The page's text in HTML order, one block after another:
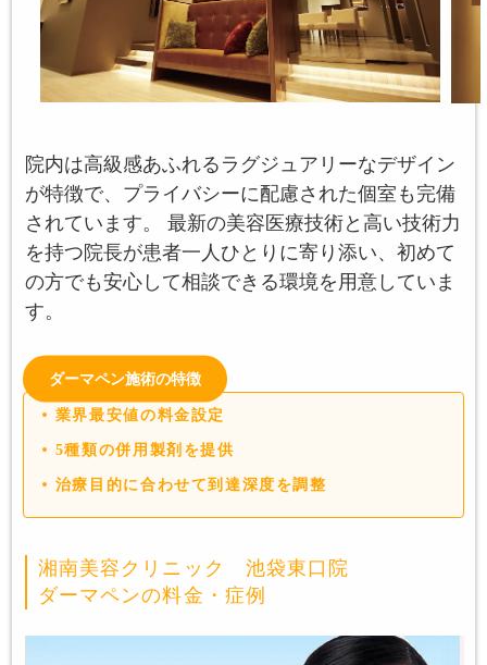
院内は高級感あふれるラグジュアリーなデザイン
が特徴で、プライバシーに配慮された個室も完備
されています。 最新の美容医療技術と高い技術力
を持つ院長が患者一人ひとりに寄り添い、初めて
の方でも安心して相談できる環境を用意していま
す。
ダーマペン施術の特徴
業界最安値の料金設定
5種類の併用製剤を提供
治療目的に合わせて到達深度を調整
湘南美容クリニック 池袋東口院
ダーマペンの料金・症例